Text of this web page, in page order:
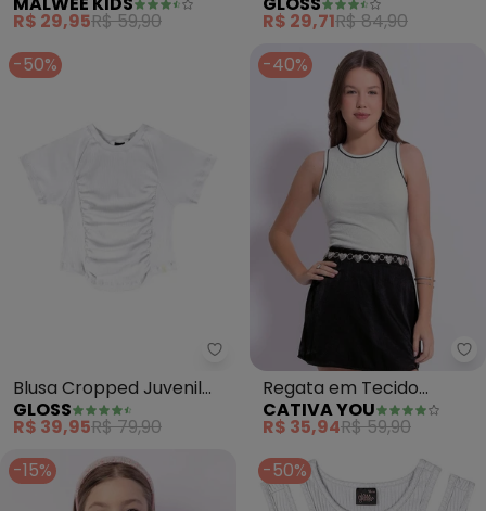
Teen (Branco)
R$ 29,95R$ 59,90
(Branco)
R$ 29,71R$ 84,90
-50%
Gloss - Blusa Cropped Juvenil
Blusa Cropped Juvenil
(Branco)
GLOSS
R$ 39,95R$ 79,90
-40%
Regata em Tecido
Texturizado (Branco )
CATIVA YOU
R$ 35,94R$ 59,90
-15%
-50%